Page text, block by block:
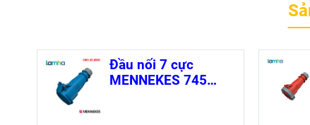
Đầu nối 7 cực
MENNEKES 745